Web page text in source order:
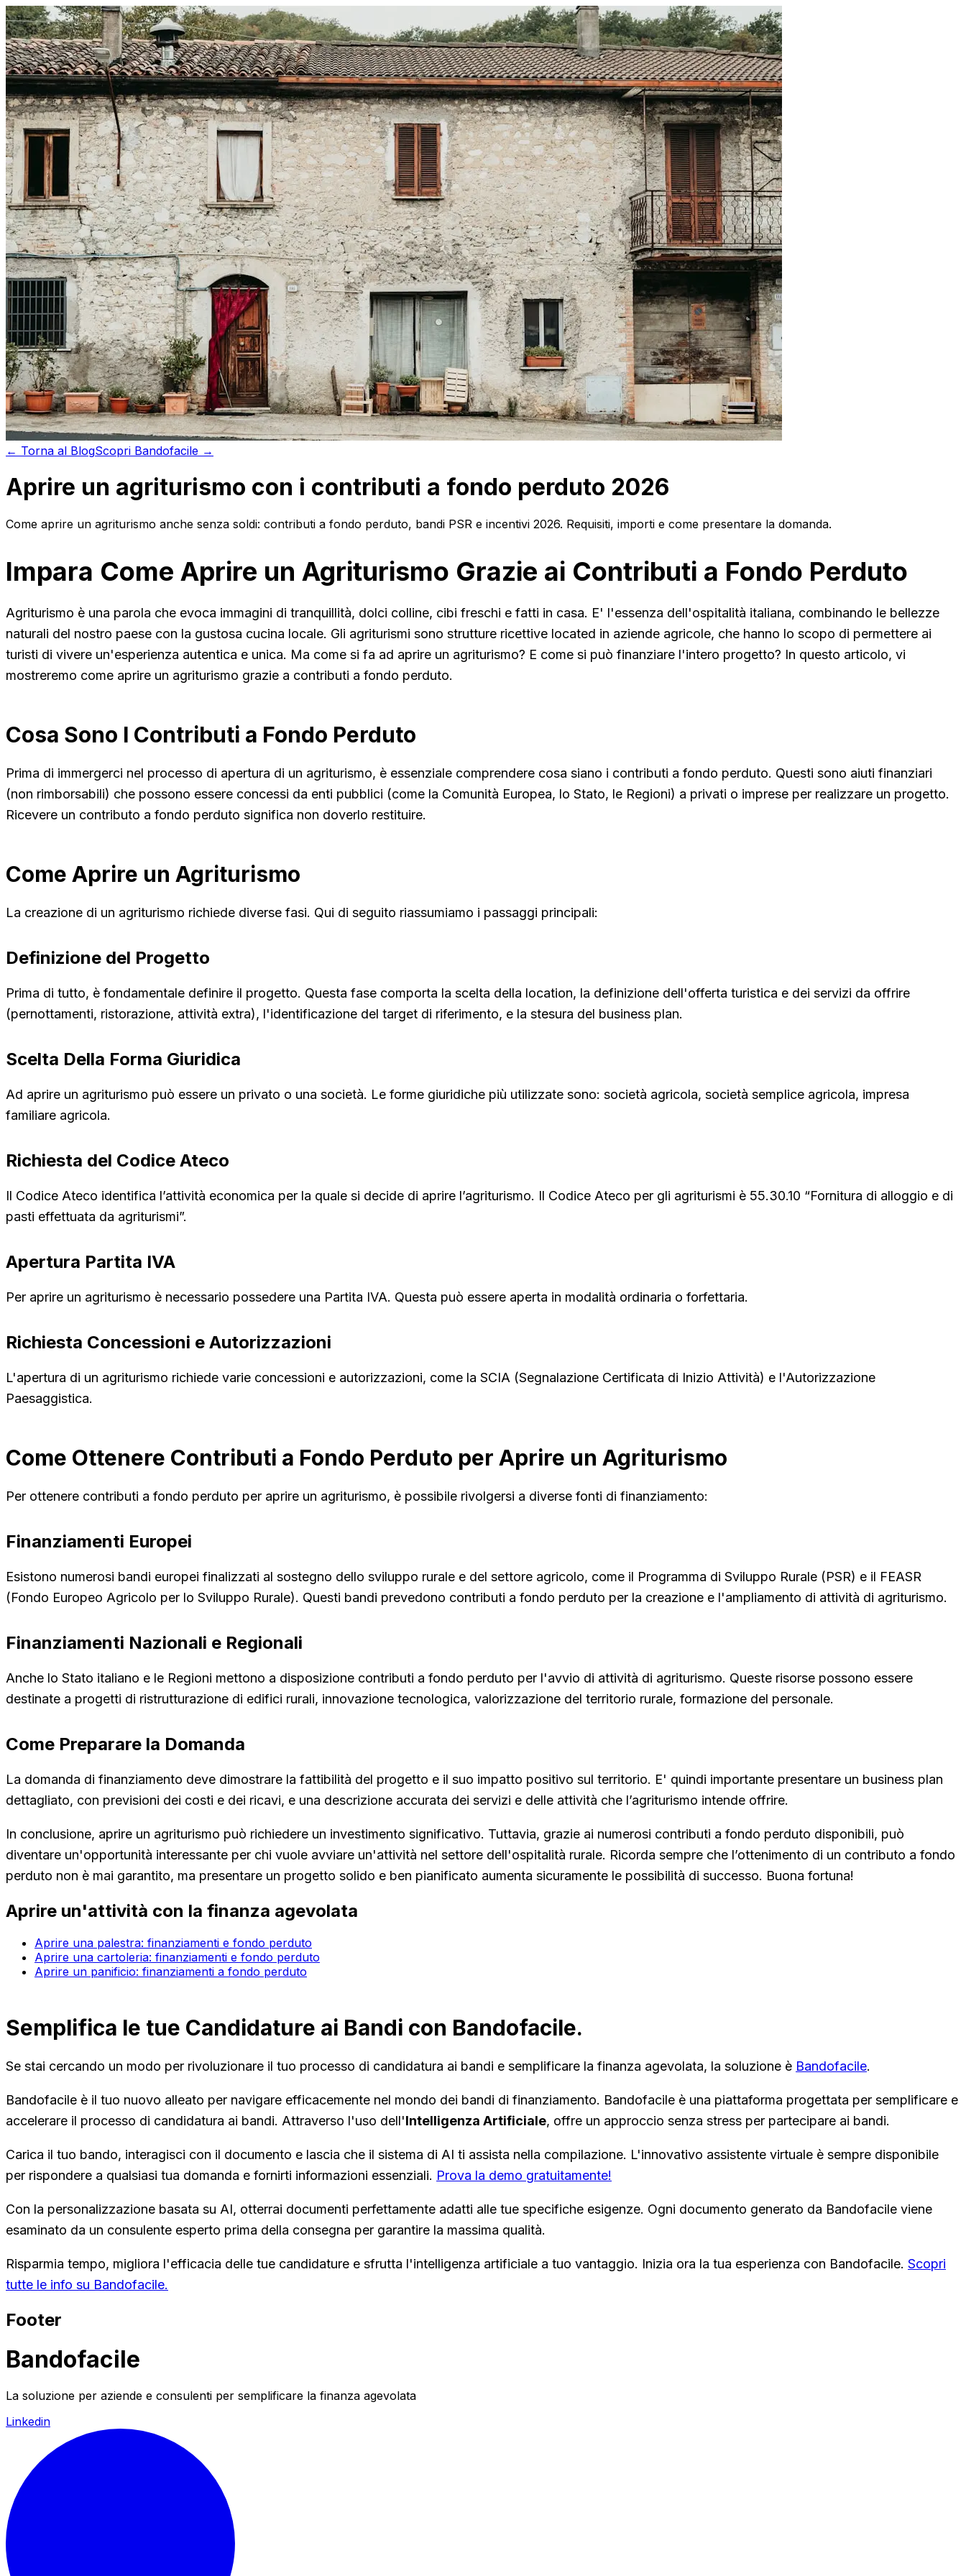
← Torna al BlogScopri Bandofacile →
Aprire un agriturismo con i contributi a fondo perduto 2026
Come aprire un agriturismo anche senza soldi: contributi a fondo perduto, bandi PSR e incentivi 2026. Requisiti, importi e come presentare la domanda.
Impara Come Aprire un Agriturismo Grazie ai Contributi a Fondo Perduto
Agriturismo è una parola che evoca immagini di tranquillità, dolci colline, cibi freschi e fatti in casa. E' l'essenza dell'ospitalità italiana, combinando le bellezze
naturali del nostro paese con la gustosa cucina locale. Gli agriturismi sono strutture ricettive located in aziende agricole, che hanno lo scopo di permettere ai
turisti di vivere un'esperienza autentica e unica. Ma come si fa ad aprire un agriturismo? E come si può finanziare l'intero progetto? In questo articolo, vi
mostreremo come aprire un agriturismo grazie a contributi a fondo perduto.
Cosa Sono I Contributi a Fondo Perduto
Prima di immergerci nel processo di apertura di un agriturismo, è essenziale comprendere cosa siano i contributi a fondo perduto. Questi sono aiuti finanziari
(non rimborsabili) che possono essere concessi da enti pubblici (come la Comunità Europea, lo Stato, le Regioni) a privati o imprese per realizzare un progetto.
Ricevere un contributo a fondo perduto significa non doverlo restituire.
Come Aprire un Agriturismo
La creazione di un agriturismo richiede diverse fasi. Qui di seguito riassumiamo i passaggi principali:
Definizione del Progetto
Prima di tutto, è fondamentale definire il progetto. Questa fase comporta la scelta della location, la definizione dell'offerta turistica e dei servizi da offrire
(pernottamenti, ristorazione, attività extra), l'identificazione del target di riferimento, e la stesura del business plan.
Scelta Della Forma Giuridica
Ad aprire un agriturismo può essere un privato o una società. Le forme giuridiche più utilizzate sono: società agricola, società semplice agricola, impresa
familiare agricola.
Richiesta del Codice Ateco
Il Codice Ateco identifica l’attività economica per la quale si decide di aprire l’agriturismo. Il Codice Ateco per gli agriturismi è 55.30.10 “Fornitura di alloggio e di
pasti effettuata da agriturismi”.
Apertura Partita IVA
Per aprire un agriturismo è necessario possedere una Partita IVA. Questa può essere aperta in modalità ordinaria o forfettaria.
Richiesta Concessioni e Autorizzazioni
L'apertura di un agriturismo richiede varie concessioni e autorizzazioni, come la SCIA (Segnalazione Certificata di Inizio Attività) e l'Autorizzazione
Paesaggistica.
Come Ottenere Contributi a Fondo Perduto per Aprire un Agriturismo
Per ottenere contributi a fondo perduto per aprire un agriturismo, è possibile rivolgersi a diverse fonti di finanziamento:
Finanziamenti Europei
Esistono numerosi bandi europei finalizzati al sostegno dello sviluppo rurale e del settore agricolo, come il Programma di Sviluppo Rurale (PSR) e il FEASR
(Fondo Europeo Agricolo per lo Sviluppo Rurale). Questi bandi prevedono contributi a fondo perduto per la creazione e l'ampliamento di attività di agriturismo.
Finanziamenti Nazionali e Regionali
Anche lo Stato italiano e le Regioni mettono a disposizione contributi a fondo perduto per l'avvio di attività di agriturismo. Queste risorse possono essere
destinate a progetti di ristrutturazione di edifici rurali, innovazione tecnologica, valorizzazione del territorio rurale, formazione del personale.
Come Preparare la Domanda
La domanda di finanziamento deve dimostrare la fattibilità del progetto e il suo impatto positivo sul territorio. E' quindi importante presentare un business plan
dettagliato, con previsioni dei costi e dei ricavi, e una descrizione accurata dei servizi e delle attività che l’agriturismo intende offrire.
In conclusione, aprire un agriturismo può richiedere un investimento significativo. Tuttavia, grazie ai numerosi contributi a fondo perduto disponibili, può
diventare un'opportunità interessante per chi vuole avviare un'attività nel settore dell'ospitalità rurale. Ricorda sempre che l’ottenimento di un contributo a fondo
perduto non è mai garantito, ma presentare un progetto solido e ben pianificato aumenta sicuramente le possibilità di successo. Buona fortuna!
Aprire un'attività con la finanza agevolata
Aprire una palestra: finanziamenti e fondo perduto
Aprire una cartoleria: finanziamenti e fondo perduto
Aprire un panificio: finanziamenti a fondo perduto
Semplifica le tue Candidature ai Bandi con Bandofacile.
Se stai cercando un modo per rivoluzionare il tuo processo di candidatura ai bandi e semplificare la finanza agevolata, la soluzione è Bandofacile.
Bandofacile è il tuo nuovo alleato per navigare efficacemente nel mondo dei bandi di finanziamento. Bandofacile è una piattaforma progettata per semplificare e
accelerare il processo di candidatura ai bandi. Attraverso l'uso dell'Intelligenza Artificiale, offre un approccio senza stress per partecipare ai bandi.
Carica il tuo bando, interagisci con il documento e lascia che il sistema di AI ti assista nella compilazione. L'innovativo assistente virtuale è sempre disponibile
per rispondere a qualsiasi tua domanda e fornirti informazioni essenziali. Prova la demo gratuitamente!
Con la personalizzazione basata su AI, otterrai documenti perfettamente adatti alle tue specifiche esigenze. Ogni documento generato da Bandofacile viene
esaminato da un consulente esperto prima della consegna per garantire la massima qualità.
Risparmia tempo, migliora l'efficacia delle tue candidature e sfrutta l'intelligenza artificiale a tuo vantaggio. Inizia ora la tua esperienza con Bandofacile. Scopri
tutte le info su Bandofacile.
Footer
Bandofacile
La soluzione per aziende e consulenti per semplificare la finanza agevolata
Linkedin